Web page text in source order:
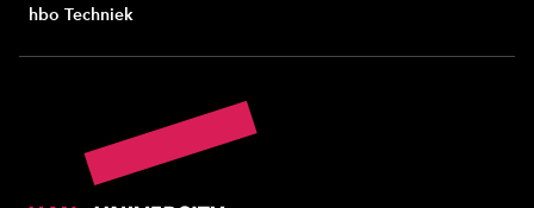
hbo Techniek